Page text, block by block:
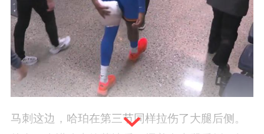
马刺这边，哈珀在第三节同样拉伤了大腿后侧。